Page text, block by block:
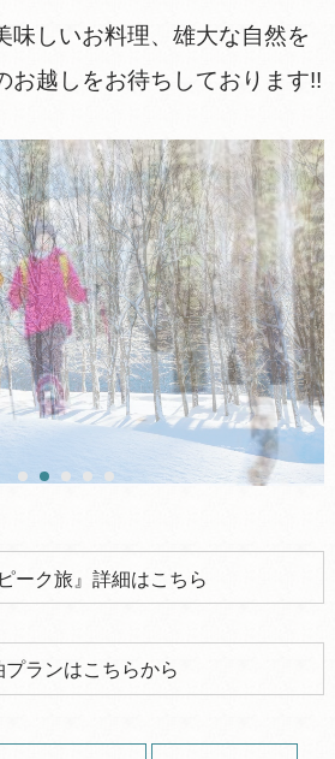
味しいお料理、雄大な自然を
お越しをお待ちしております!!
ーク旅』詳細はこちら
プランはこちらから